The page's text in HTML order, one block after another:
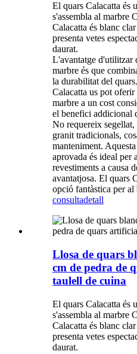
El quars Calacatta és
s'assembla al marbre
Calacatta és blanc
presenta vetes
daurat.
L'avantatge d'utilitzar
marbre és que
la durabilitat del
Calacatta us pot oferir
marbre a un cost
el benefici addicional
No requereix
granit tradicionals,
manteniment.
aprovada és ideal per
revestiments a causa
avantatjosa. El quars
opció fantàstica per
consultadetall
Llosa de quars
cm de pedra de
taulell de cuina
El quars Calacatta és
s'assembla al marbre
Calacatta és blanc
presenta vetes
daurat.